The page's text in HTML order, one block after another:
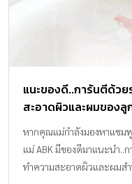
ตั้งแต่แรกเกิด อาบน้ำ-สระ
เคือง จะมีอะไรบ้าง..ไปดูกัน
เพื่อลู